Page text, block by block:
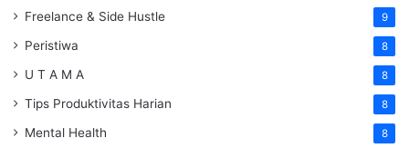
Freelance & Side Hustle 9
Peristiwa 8
U T A M A 8
Tips Produktivitas Harian 8
Mental Health 8